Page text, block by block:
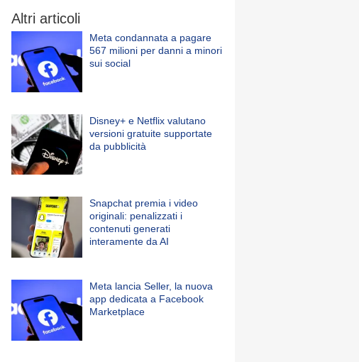
Altri articoli
Meta condannata a pagare
567 milioni per danni a minori
sui social
Disney+ e Netflix valutano
versioni gratuite supportate
da pubblicità
Snapchat premia i video
originali: penalizzati i
contenuti generati
interamente da AI
Meta lancia Seller, la nuova
app dedicata a Facebook
Marketplace